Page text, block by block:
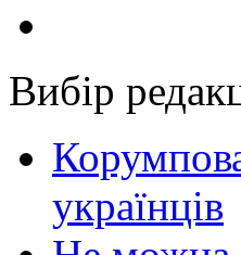
Вибір
українців